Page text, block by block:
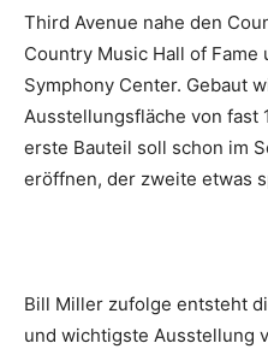
Third Avenue nahe den
Country Music Hall of
Symphony Center. Gebaut
Ausstellungsfläche von fast
erste Bauteil soll schon im
eröffnen, der zweite etwas
Bill Miller zufolge entsteht
und wichtigste Ausstellung